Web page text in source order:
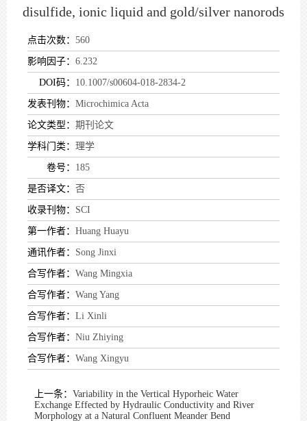
disulfide, ionic liquid and gold/silver nanorods
点击次数： 560
影响因子： 6.232
DOI码： 10.1007/s00604-018-2834-2
发表刊物： Microchimica Acta
论文类型： 期刊论文
学科门类： 理学
卷号： 185
是否译文： 否
收录刊物： SCI
第一作者： Huang Huayu
通讯作者： Song Jinxi
合写作者： Wang Mingxia
合写作者： Wang Yang
合写作者： Li Xinli
合写作者： Niu Zhiying
合写作者： Wang Xingyu
上一条： Variability in the Vertical Hyporheic Water
Exchange Effected by Hydraulic Conductivity and River
Morphology at a Natural Confluent Meander Bend